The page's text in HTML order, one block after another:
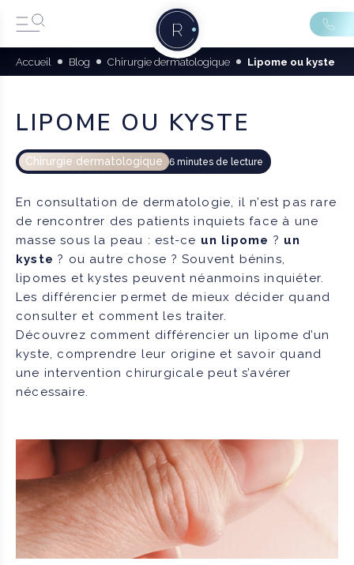
Accueil Blog Chirurgie dermatologique Lipome ou kyste
LIPOME OU KYSTE
Chirurgie dermatologique 6 minutes de lecture
En consultation de dermatologie, il n’est pas rare
de rencontrer des patients inquiets face à une
masse sous la peau : est-ce un lipome ? un
kyste? ou autre chose ? Souvent bénins,
lipomes et kystes peuvent néanmoins inquiéter.
Les différencier permet de mieux décider quand
consulter et comment les traiter.
Découvrez comment différencier un lipome d’un
kyste, comprendre leur origine et savoir quand
une intervention chirurgicale peut s’avérer
nécessaire.